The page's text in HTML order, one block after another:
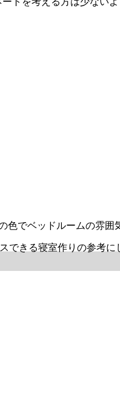
でベッドルームの雰囲
できる寝室作りの参考に